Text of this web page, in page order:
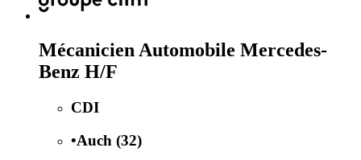
Mécanicien Automobile Mercedes-
Benz H/F
CDI
•Auch (32)